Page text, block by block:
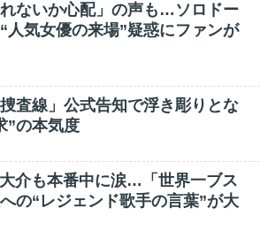
れないか心配」の声も…ソロドー
人気女優の来場”疑惑にファンが
査線」公式告知で浮き彫りとな
”の本気度
介も本番中に涙…「世界一ブス
の“レジェンド歌手の言葉”が大